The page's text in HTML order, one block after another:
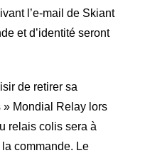
l’e-mail de Skiant
et d’identité seront
de retirer sa
Mondial Relay lors
relais colis sera à
commande. Le